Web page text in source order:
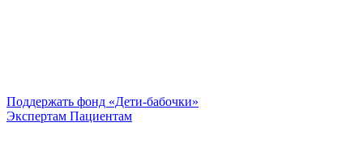
Поддержать фонд «Дети-бабочки»
Экспертам Пациентам